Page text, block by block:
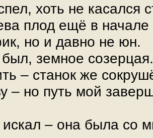
хоть не касался
плод ещё в
но и давно не юн.
земное созерцая.
– станок же
– но путь мой
– она была со